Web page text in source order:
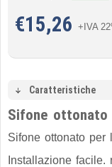
€15,26 +IVA
Caratteristiche
Sifone ottonato
Sifone ottonato per
Installazione